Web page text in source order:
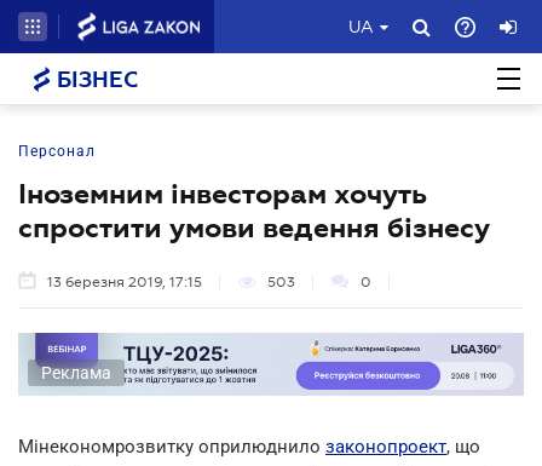
UA
БІЗНЕС
Персонал
Іноземним інвесторам хочуть
спростити умови ведення бізнесу
13 березня 2019, 17:15 503 0
Реклама
Мінекономрозвитку оприлюднило законопроект, що